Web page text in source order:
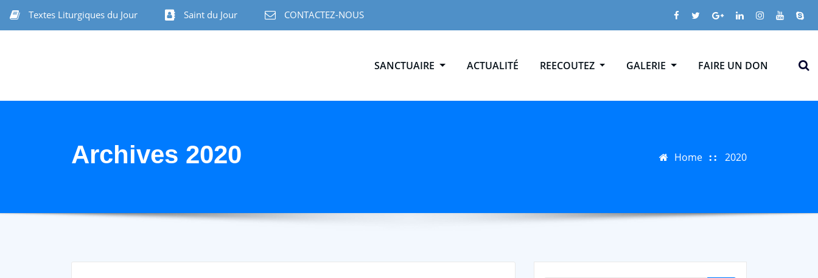
Textes Liturgiques du Jour Saint du Jour CONTACTEZ-NOUS
SANCTUAIRE ACTUALITÉ REECOUTEZ GALERIE FAIRE UN DON
Archives 2020 Home 2020